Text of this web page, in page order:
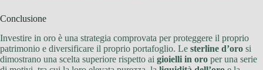
Conclusione
Investire in oro è una strategia comprovata per proteggere il proprio
patrimonio e diversificare il proprio portafoglio. Le sterline d’oro si
dimostrano una scelta superiore rispetto ai gioielli in oro per una serie